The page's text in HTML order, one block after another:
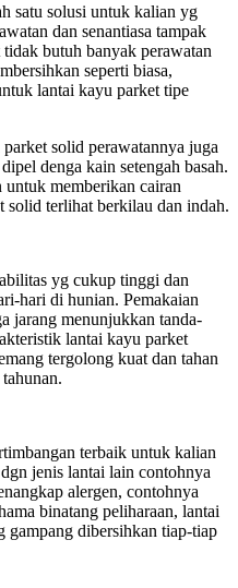
satu solusi untuk kalian yg
dan senantiasa tampak
butuh banyak perawatan
seperti biasa,
lantai kayu parket tipe
solid perawatannya juga
denga kain setengah basah.
memberikan cairan
solid terlihat berkilau dan indah.
yg cukup tinggi dan
hari di hunian. Pemakaian
jarang menunjukkan tanda-
lantai kayu parket
tergolong kuat dan tahan
terbaik untuk kalian
jenis lantai lain contohnya
alergen, contohnya
binatang peliharaan, lantai
dibersihkan tiap-tiap